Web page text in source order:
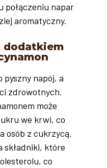
połączeniu napar
aromatyczny.
dodatkiem
pyszny napój, a
zdrowotnych.
może
we krwi, co
osób z cukrzycą.
składniki, które
co